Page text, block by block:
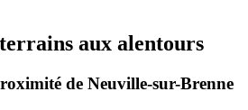
aux alentours
de Neuville-sur-Brenne